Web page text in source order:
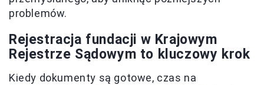
problemów.
Rejestracja fundacji w Krajowym
Rejestrze Sądowym to kluczowy krok
Kiedy dokumenty są gotowe, czas na